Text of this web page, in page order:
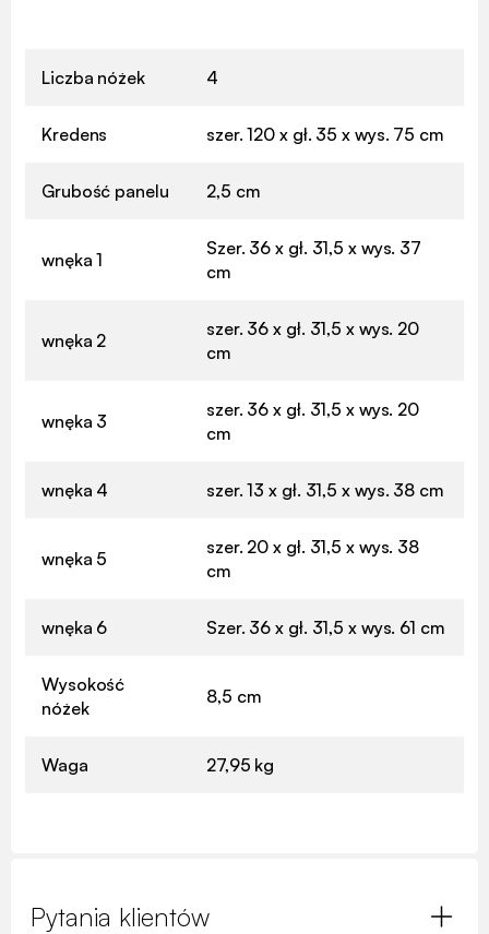
Liczba nóżek 4
Kredens szer. 120 x gł. 35 x wys. 75 cm
Grubość panelu 2,5 cm
wnęka 1
Szer. 36 x gł. 31,5 x wys. 37
cm
wnęka 2
szer. 36 x gł. 31,5 x wys. 20
cm
wnęka 3
szer. 36 x gł. 31,5 x wys. 20
cm
wnęka 4 szer. 13 x gł. 31,5 x wys. 38 cm
wnęka 5
szer. 20 x gł. 31,5 x wys. 38
cm
wnęka 6 Szer. 36 x gł. 31,5 x wys. 61 cm
Wysokość
nóżek
8,5 cm
Waga 27,95 kg
Pytania klientów